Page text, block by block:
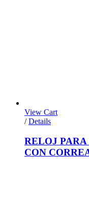
View Cart
/ Details
RELOJ
CON